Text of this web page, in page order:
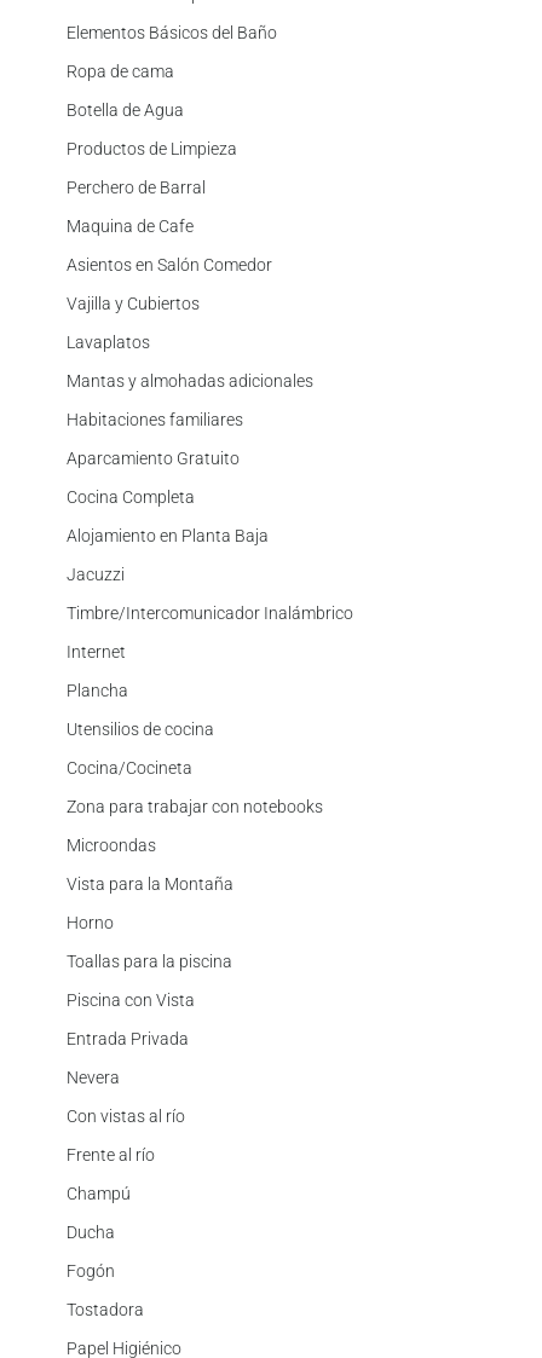
Elementos Básicos del Baño
Ropa de cama
Botella de Agua
Productos de Limpieza
Perchero de Barral
Maquina de Cafe
Asientos en Salón Comedor
Vajilla y Cubiertos
Lavaplatos
Mantas y almohadas adicionales
Habitaciones familiares
Aparcamiento Gratuito
Cocina Completa
Alojamiento en Planta Baja
Jacuzzi
Timbre/Intercomunicador Inalámbrico
Internet
Plancha
Utensilios de cocina
Cocina/Cocineta
Zona para trabajar con notebooks
Microondas
Vista para la Montaña
Horno
Toallas para la piscina
Piscina con Vista
Entrada Privada
Nevera
Con vistas al río
Frente al río
Champú
Ducha
Fogón
Tostadora
Papel Higiénico